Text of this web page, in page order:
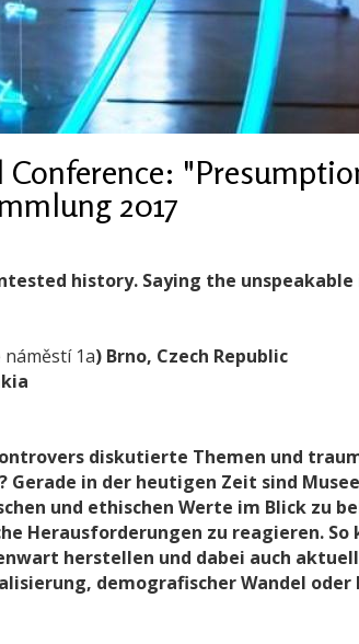
2017
history. Saying the unspeakable
1a) Brno, Czech Republic
diskutierte Themen und
in der heutigen Zeit sind
und ethischen Werte im Blick zu
Herausforderungen zu reagieren. So
herstellen und dabei auch
demografischer Wandel oder